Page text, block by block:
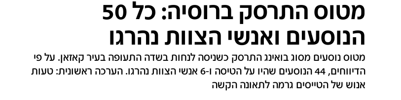
מטוס התרסק ברוסיה: כל 50
הנוסעים ואנשי הצוות נהרגו
מטוס נוסעים מסוג בואינג התרסק כשניסה לנחות בשדה התעופה בעיר קאזאן. על פי
הדיווחים, 44 הנוסעים שהיו על הטיסה ו-6 אנשי הצוות נהרגו. הערכה ראשונית: טעות
אנוש של הטייסים גרמה לתאונה הקשה